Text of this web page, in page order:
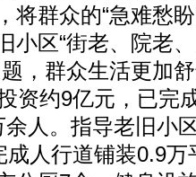
将群众的“急难愁
小区“街老、院老
，群众生活更加
资约9亿元，已完
人。指导老旧小
人行道铺装0.9